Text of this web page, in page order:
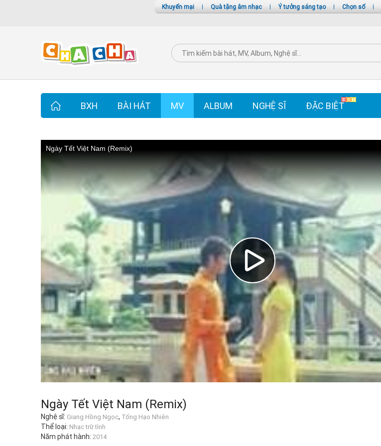
Khuyến mại | Quà tặng âm nhạc | Ý tưởng sáng tạo | Chọn số |
BXH BÀI HÁT MV ALBUM NGHỆ SĨ ĐẶC BIỆT
Ngày Tết Việt Nam (Remix)
Ngày Tết Việt Nam (Remix)
Nghệ sĩ: Giang Hồng Ngọc, Tống Hạo Nhiên
Thể loại: Nhạc trữ tình
Năm phát hành: 2014